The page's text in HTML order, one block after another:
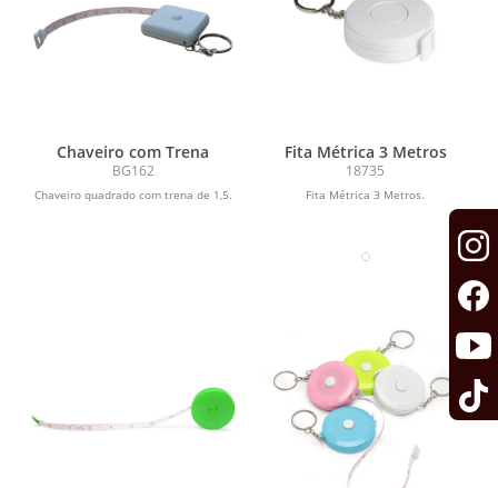
Chaveiro com Trena
BG162
Chaveiro quadrado com trena de 1,5.
Fita Métrica 3 Metros
18735
Fita Métrica 3 Metros.